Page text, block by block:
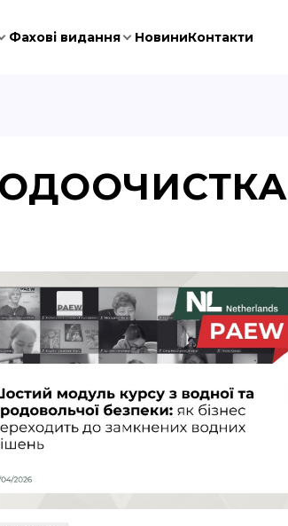
Фахові видання НовиниКонтакти